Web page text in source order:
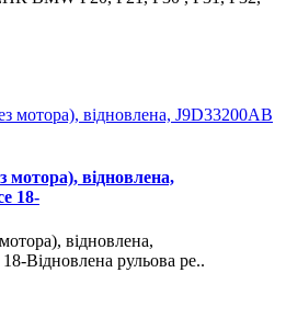
мотора), відновлена,
18-
відновлена,
Відновлена рульова ре..